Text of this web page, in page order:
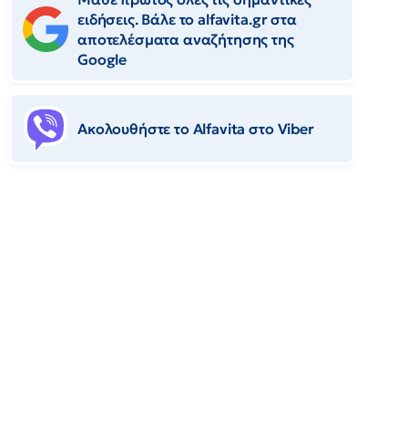
ειδήσεις. Βάλε το alfavita.gr στα
αποτελέσματα αναζήτησης της
Google
Ακολουθήστε το Αlfavita στο Viber